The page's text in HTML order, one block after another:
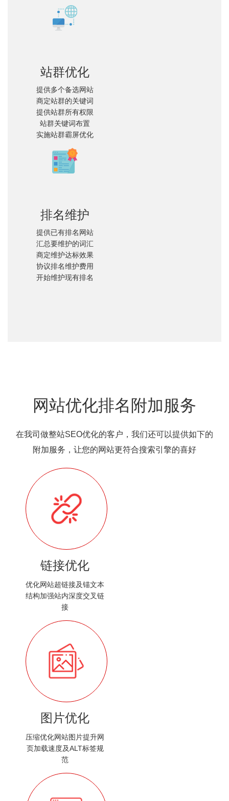
站群优化
提供多个备选网站
商定站群的关键词
提供站群所有权限
站群关键词布置
实施站群霸屏优化
排名维护
提供已有排名网站
汇总要维护的词汇
商定维护达标效果
协议排名维护费用
开始维护现有排名
网站优化排名附加服务
在我司做整站SEO优化的客户，我们还可以提供如下的
附加服务，让您的网站更符合搜索引擎的喜好
链接优化
优化网站超链接及锚文本
结构加强站内深度交叉链
接
图片优化
压缩优化网站图片提升网
页加载速度及ALT标签规
范